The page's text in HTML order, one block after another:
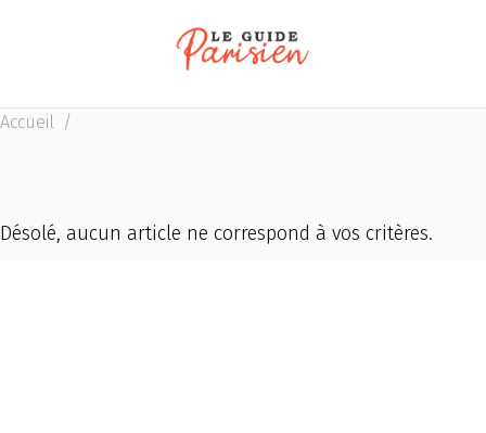
Accueil /
Désolé, aucun article ne correspond à vos critères.